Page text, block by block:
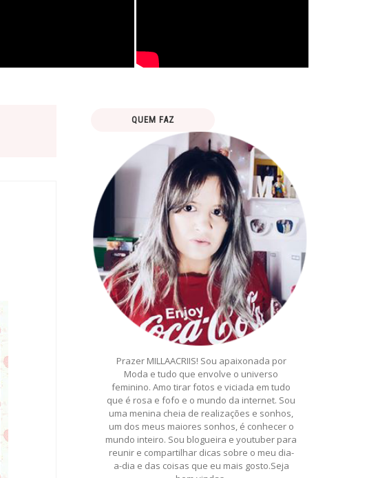
QUEM FAZ
Prazer MILLAACRIIS! Sou apaixonada por
Moda e tudo que envolve o universo
feminino. Amo tirar fotos e viciada em tudo
que é rosa e fofo e o mundo da internet. Sou
uma menina cheia de realizações e sonhos,
um dos meus maiores sonhos, é conhecer o
mundo inteiro. Sou blogueira e youtuber para
reunir e compartilhar dicas sobre o meu dia-
a-dia e das coisas que eu mais gosto.Seja